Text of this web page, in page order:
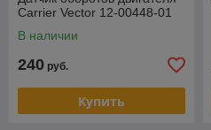
Carrier Vector 12-00448-01
В наличии
240 руб.
Купить